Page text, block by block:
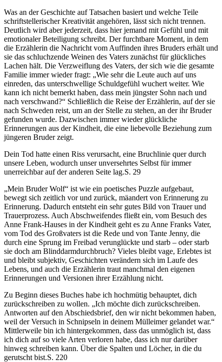
Was an der Geschichte auf Tatsachen basiert und welche Teile
schriftstellerischer Kreativität angehören, lässt sich nicht trennen.
Deutlich wird aber jederzeit, dass hier jemand mit Gefühl und mit
emotionaler Beteiligung schreibt. Der furchtbare Moment, in dem
die Erzählerin die Nachricht vom Auffinden ihres Bruders erhält und
sie das schluchzende Weinen des Vaters zunächst für glückliches
Lachen hält. Die Verzweiflung des Vaters, der sich wie die gesamte
Familie immer wieder fragt: „Wie sehr die Leute auch auf uns
einreden, das unterschwellige Schuldgefühl wuchert weiter. Wie
kann ich nicht bemerkt haben, dass mein jüngster Sohn nach und
nach verschwand?“ Schließlich die Reise der Erzählerin, auf der sie
nach Schweden reist, um an der Stelle zu stehen, an der ihr Bruder
gefunden wurde. Dazwischen immer wieder glückliche
Erinnerungen aus der Kindheit, die eine liebevolle Beziehung zum
jüngeren Bruder zeigt.
Dein Tod hatte einen Riss verursacht, eine Bruchlinie quer durch
unsere Leben, wodurch unser unversehrtes Selbst für immer
unerreichbar auf der anderen Seite lag.S. 29
„Mein Bruder Wolf“ ist wie ein poetisches Puzzle aufgebaut,
bewegt sich zeitlich vor und zurück, mäandert von Erinnerung zu
Erinnerung. Dadurch entsteht ein sehr gutes Bild von Trauer und
Trauerprozess. Auch Abschweifendes fließt ein, vom Besuch des
Anne Frank-Hauses in der Kindheit geht es zu Anne Franks Vater,
vom Tod des Großvaters ist die Rede und von Tante Jenny, die
durch eine Sprung im Freibad verunglückte und starb – oder starb
sie doch am Blinddarmdurchbruch? Vieles bleibt vage, Erlebtes ist
und bleibt subjektiv, Geschichten verändern sich im Laufe des
Lebens, und auch die Erzählerin traut manchmal den eigenen
Erinnerungen und Versionen ihrer Erzählung nicht.
Zu Beginn dieses Buches habe ich hochmütig behauptet, dich
zurückschreiben zu wollen. „Ich möchte dich zurückschreiben.
Antworten auf den Abschiedsbrief, den wir nicht bekommen haben,
weil der Versuch in Schnipseln in deinem Mülleimer gelandet war.“
Mittlerweile bin ich hintergekommen, dass das unmöglich ist, dass
ich dich auf so viele Arten verloren habe, dass ich nur darüber
hinweg schreiben kann. Über die Spalten und Löcher, in die du
gerutscht bist.S. 220